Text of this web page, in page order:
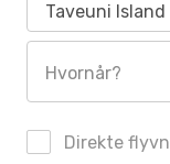
Taveuni Island
Hvornår?
Direkte